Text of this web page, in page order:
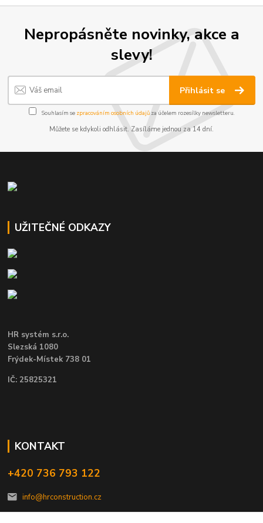
Nepropásněte novinky, akce a
slevy!
Přihlásit se
Souhlasím se zpracováním osobních údajůza účelem rozesílky newsletteru.
Můžete se kdykoli odhlásit. Zasíláme jednou za 14 dní.
UŽITEČNÉ ODKAZY
HR systém s.r.o.
Slezská 1080
Frýdek-Místek 738 01
IČ: 25825321
KONTAKT
+420 736 793 122
info@hrconstruction.cz